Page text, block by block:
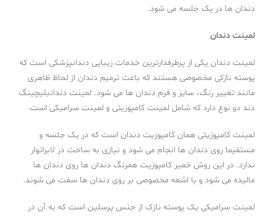
دندان ها در یک جلسه می شود.
لمینت دندان
لمینت دندان یکی از پرطرفدارترین خدمات زیبایی دندانپزشکی است که
پوسته نازکی مخصوصی هستند که باعث ترمیم دندان از لحاظ ظاهری
مانند تغییر رنگ، سایز و فرم دندان ها می شود. لمینت دندانبلیچینگ
دند دو نوع دارد که شامل لمینت کامپوزیتی و لمینت سرامیکی است.
لمینت کامپوزیتی همان کامپوزیت دندان است که در یک جلسه و
مستقیما روی دندان ها انجام می شود و نیازی به ساخت در لابراتوار
ندارد. در این روش خمیر کامپوزیت همرنگ دندان ها روی دندان ها
مالیده می شود و با اشعه مخصوصی بر روی دندان ها سفت می شوند.
لمینت سرامیکی یک پوسته نازک از جنس پرسلین است که به آن در